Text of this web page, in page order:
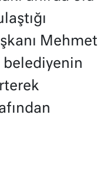
Mehmet
belediyenin